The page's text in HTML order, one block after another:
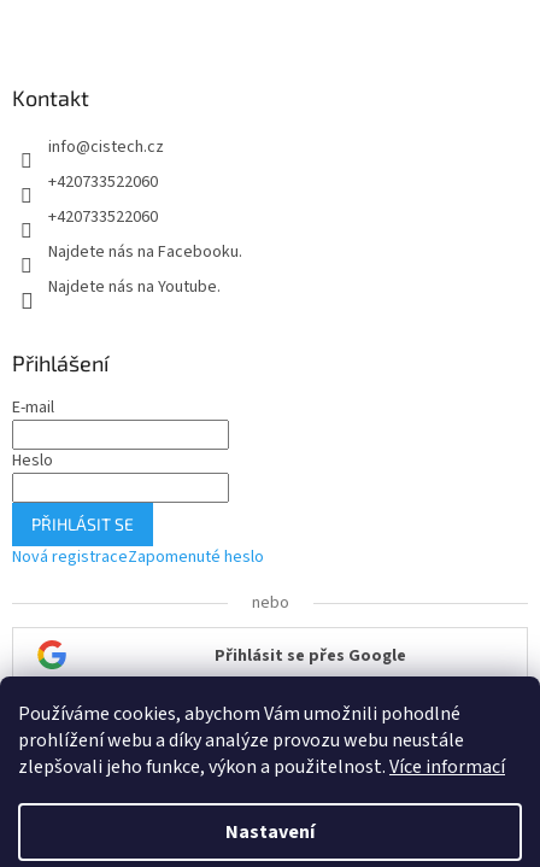
Používáme cookies, abychom Vám umožnili pohodlné
prohlížení webu a díky analýze provozu webu neustále
zlepšovali jeho funkce, výkon a použitelnost.Více informací
Nastavení
Kontakt
info@cistech.cz
+420733522060
+420733522060
Najdete nás na Facebooku.
Najdete nás na Youtube.
Přihlášení
E-mail
Heslo
PŘIHLÁSIT SE
Nová registraceZapomenuté heslo
nebo
Přihlásit se přes Google
Přihlásit se přes Seznam
Vytvořil Shoptet